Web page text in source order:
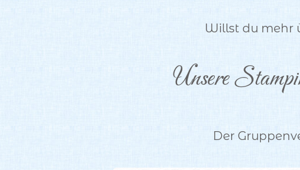
Willst du mehr
Unsere
Der